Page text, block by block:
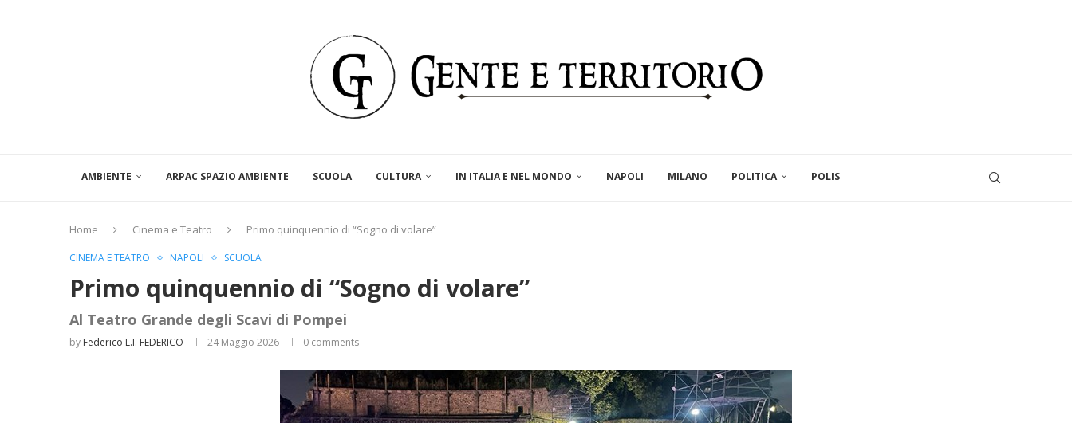
AMBIENTE ARPAC SPAZIO AMBIENTE SCUOLA CULTURA IN ITALIA E NEL MONDO NAPOLI MILANO POLITICA POLIS
Home Cinema e Teatro Primo quinquennio di “Sogno di volare”
CINEMA E TEATRO NAPOLI SCUOLA
Primo quinquennio di “Sogno di volare”
Al Teatro Grande degli Scavi di Pompei
by Federico L.I. FEDERICO 24 Maggio 2026 0 comments